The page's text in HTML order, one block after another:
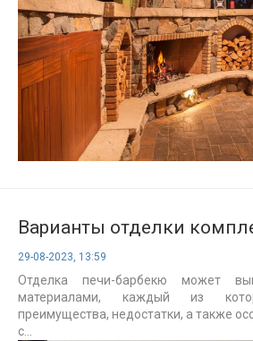
Варианты отделки
29-08-2023, 13:59
Отделка печи-барбекю может
материалами, каждый из
преимущества, недостатки, а также
с...